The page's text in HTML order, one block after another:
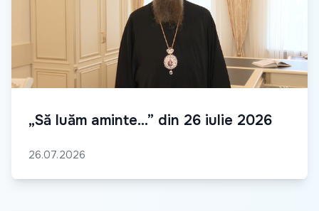
„Să luăm aminte...” din 26 iulie 2026
26.07.2026